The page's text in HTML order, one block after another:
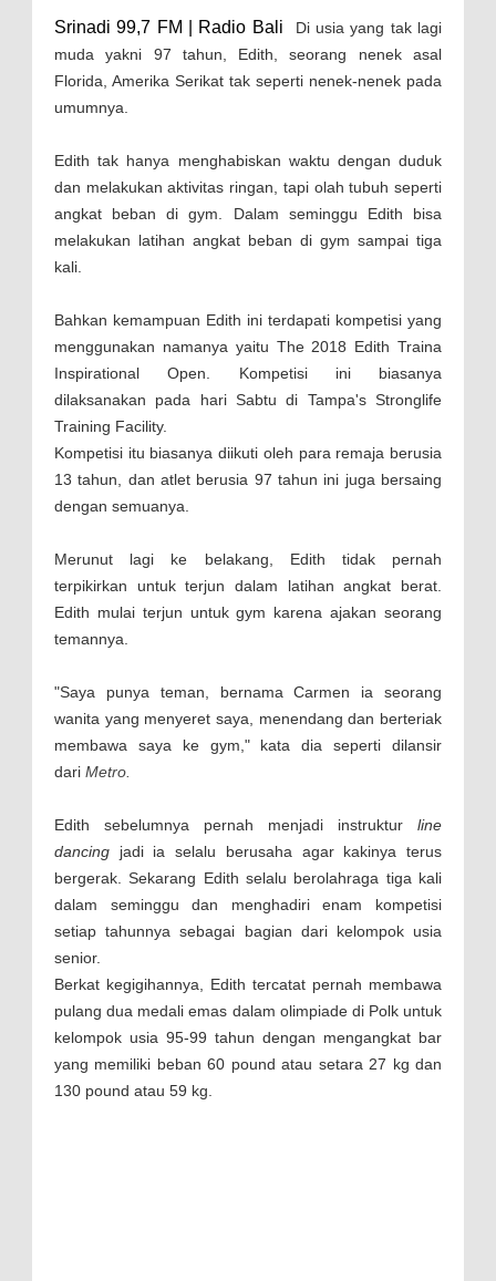
Srinadi 99,7 FM | Radio Bali
Di usia yang tak lagi
muda yakni 97 tahun, Edith, seorang nenek asal
Florida, Amerika Serikat tak seperti nenek-nenek pada
umumnya.
Edith tak hanya menghabiskan waktu dengan duduk
dan melakukan aktivitas ringan, tapi olah tubuh seperti
angkat beban di gym. Dalam seminggu Edith bisa
melakukan latihan angkat beban di gym sampai tiga
kali.
Bahkan kemampuan Edith ini terdapati kompetisi yang
menggunakan namanya yaitu The 2018 Edith Traina
Inspirational Open. Kompetisi ini biasanya
dilaksanakan pada hari Sabtu di Tampa's Stronglife
Training Facility.
Kompetisi itu biasanya diikuti oleh para remaja berusia
13 tahun, dan atlet berusia 97 tahun ini juga bersaing
dengan semuanya.
Merunut lagi ke belakang, Edith tidak pernah
terpikirkan untuk terjun dalam latihan angkat berat.
Edith mulai terjun untuk gym karena ajakan seorang
temannya.
"Saya punya teman, bernama Carmen ia seorang
wanita yang menyeret saya, menendang dan berteriak
membawa saya ke gym," kata dia seperti dilansir
dari Metro.
Edith sebelumnya pernah menjadi instruktur line
dancing jadi ia selalu berusaha agar kakinya terus
bergerak. Sekarang Edith selalu berolahraga tiga kali
dalam seminggu dan menghadiri enam kompetisi
setiap tahunnya sebagai bagian dari kelompok usia
senior.
Berkat kegigihannya, Edith tercatat pernah membawa
pulang dua medali emas dalam olimpiade di Polk untuk
kelompok usia 95-99 tahun dengan mengangkat bar
yang memiliki beban 60 pound atau setara 27 kg dan
130 pound atau 59 kg.